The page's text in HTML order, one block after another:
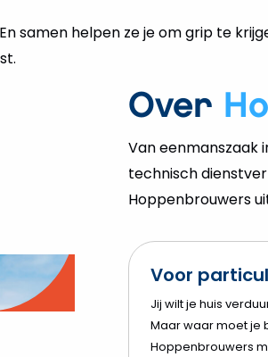
samen helpen ze je om grip te
Over
Van eenmanszaak
technisch
Hoppenbrouwers
Voor
Jij wilt je huis
Maar waar moet je
Hoppenbrouwers